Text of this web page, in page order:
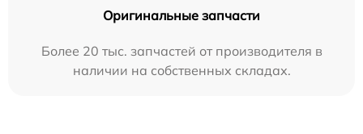
Оригинальные запчасти
Более 20 тыс. запчастей от производителя в
наличии на собственных складах.